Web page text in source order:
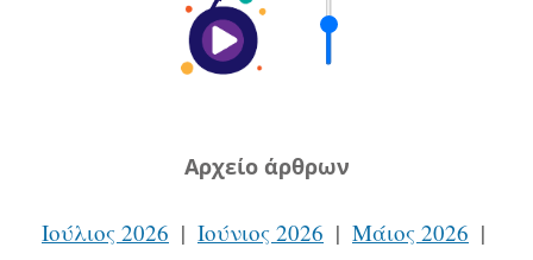
Aρχείο άρθρων
Ιούλιος 2026 Ιούνιος 2026
Μάιος 2026